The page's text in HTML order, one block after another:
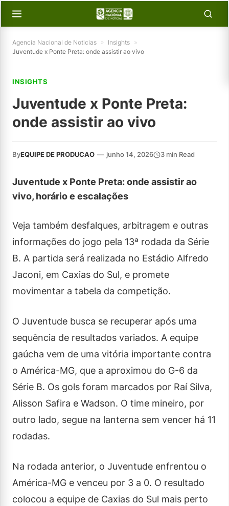
Agencia Nacional de Noticias » Insights »
Juventude x Ponte Preta: onde assistir ao vivo
INSIGHTS
Juventude x Ponte Preta:
onde assistir ao vivo
ByEQUIPE DE PRODUCAO — junho 14, 2026 3 min Read
Juventude x Ponte Preta: onde assistir ao
vivo, horário e escalações
Veja também desfalques, arbitragem e outras
informações do jogo pela 13ª rodada da Série
B. A partida será realizada no Estádio Alfredo
Jaconi, em Caxias do Sul, e promete
movimentar a tabela da competição.
O Juventude busca se recuperar após uma
sequência de resultados variados. A equipe
gaúcha vem de uma vitória importante contra
o América-MG, que a aproximou do G-6 da
Série B. Os gols foram marcados por Raí Silva,
Alisson Safira e Wadson. O time mineiro, por
outro lado, segue na lanterna sem vencer há 11
rodadas.
Na rodada anterior, o Juventude enfrentou o
América-MG e venceu por 3 a 0. O resultado
colocou a equipe de Caxias do Sul mais perto